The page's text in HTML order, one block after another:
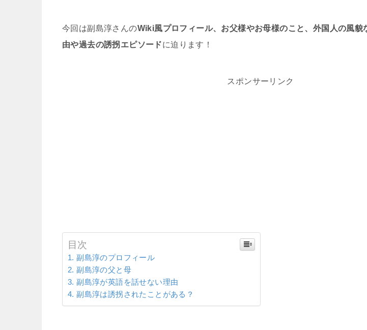
今回は副島淳さんのWiki風プロフィール、お父様やお母様のこと、外国人の風貌
由や過去の誘拐エピソードに迫ります！
スポンサーリンク
目次
副島淳のプロフィール
副島淳の父と母
副島淳が英語を話せない理由
副島淳は誘拐されたことがある？